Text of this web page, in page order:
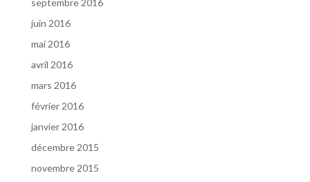
septembre 2016
juin 2016
mai 2016
avril 2016
mars 2016
février 2016
janvier 2016
décembre 2015
novembre 2015